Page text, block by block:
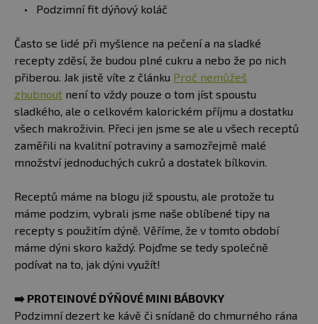
Podzimní fit dýňový koláč
Často se lidé při myšlence na pečení a na sladké
recepty zděsí, že budou plné cukru a nebo že po nich
přiberou. Jak jistě víte z článku Proč nemůžeš
zhubnout není to vždy pouze o tom jíst spoustu
sladkého, ale o celkovém kalorickém příjmu a dostatku
všech makroživin. Přeci jen jsme se ale u všech receptů
zaměřili na kvalitní potraviny a samozřejmě malé
množství jednoduchých cukrů a dostatek bílkovin.
Receptů máme na blogu již spoustu, ale protože tu
máme podzim, vybrali jsme naše oblíbené tipy na
recepty s použitím dýně. Věříme, že v tomto období
máme dýni skoro každý. Pojďme se tedy společně
podívat na to, jak dýni využít!
➡️ PROTEINOVÉ DÝŇOVÉ MINI BÁBOVKY
Podzimní dezert ke kávě či snídaně do chmurného rána